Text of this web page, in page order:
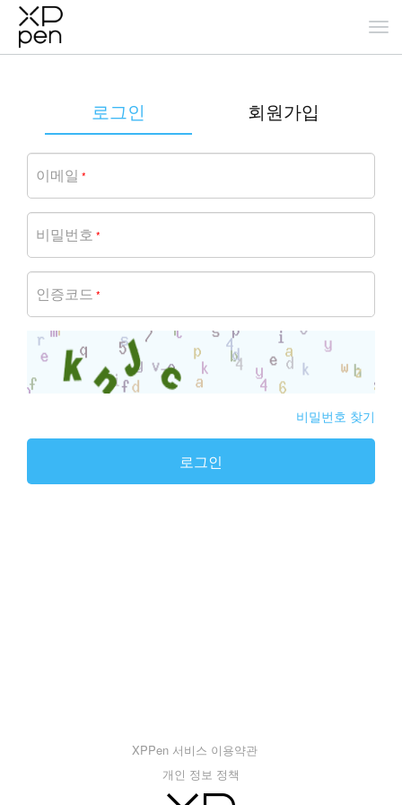
로그인 회원가입
이메일 *
비밀번호 *
인증코드 *
비밀번호 찾기
로그인
XPPen 서비스 이용약관
개인 정보 정책